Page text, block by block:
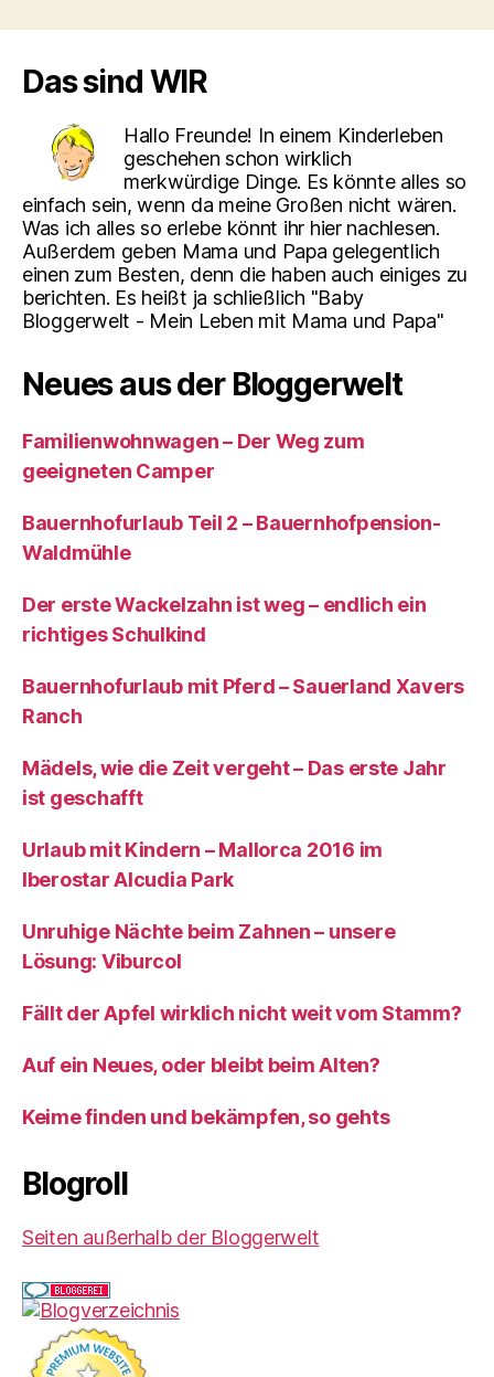
Das sind WIR
Hallo Freunde! In einem Kinderleben
geschehen schon wirklich
merkwürdige Dinge. Es könnte alles so
einfach sein, wenn da meine Großen nicht wären.
Was ich alles so erlebe könnt ihr hier nachlesen.
Außerdem geben Mama und Papa gelegentlich
einen zum Besten, denn die haben auch einiges zu
berichten. Es heißt ja schließlich "Baby
Bloggerwelt - Mein Leben mit Mama und Papa"
Neues aus der Bloggerwelt
Familienwohnwagen – Der Weg zum
geeigneten Camper
Bauernhofurlaub Teil 2 – Bauernhofpension-
Waldmühle
Der erste Wackelzahn ist weg – endlich ein
richtiges Schulkind
Bauernhofurlaub mit Pferd – Sauerland Xavers
Ranch
Mädels, wie die Zeit vergeht – Das erste Jahr
ist geschafft
Urlaub mit Kindern – Mallorca 2016 im
Iberostar Alcudia Park
Unruhige Nächte beim Zahnen – unsere
Lösung: Viburcol
Fällt der Apfel wirklich nicht weit vom Stamm?
Auf ein Neues, oder bleibt beim Alten?
Keime finden und bekämpfen, so gehts
Blogroll
Seiten außerhalb der Bloggerwelt